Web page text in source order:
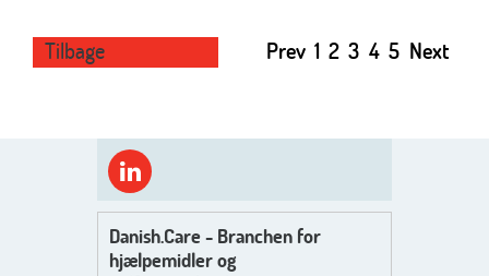
Tilbage Prev 1 2 3 4 5 Next
Danish.Care - Branchen for
hjælpemidler og